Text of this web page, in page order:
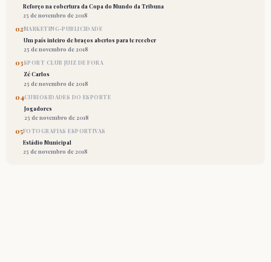
Reforço na cobertura da Copa do Mundo da Tribuna
25 de novembro de 2018
02MARKETING-PUBLICIDADE
Um país inteiro de braços abertos para te receber
25 de novembro de 2018
03SPORT CLUB JUIZ DE FORA
Zé Carlos
25 de novembro de 2018
04CURIOSIDADES DO ESPORTE
Jogadores
25 de novembro de 2018
05FOTOGRAFIAS ESPORTIVAS
Estádio Municipal
25 de novembro de 2018